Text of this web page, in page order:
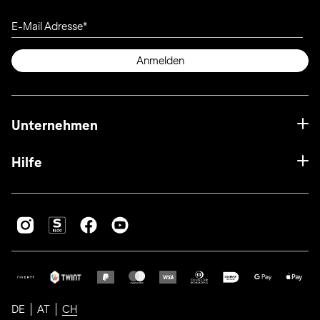
E-Mail Adresse
Anmelden
Unternehmen
Hilfe
DE AT CH